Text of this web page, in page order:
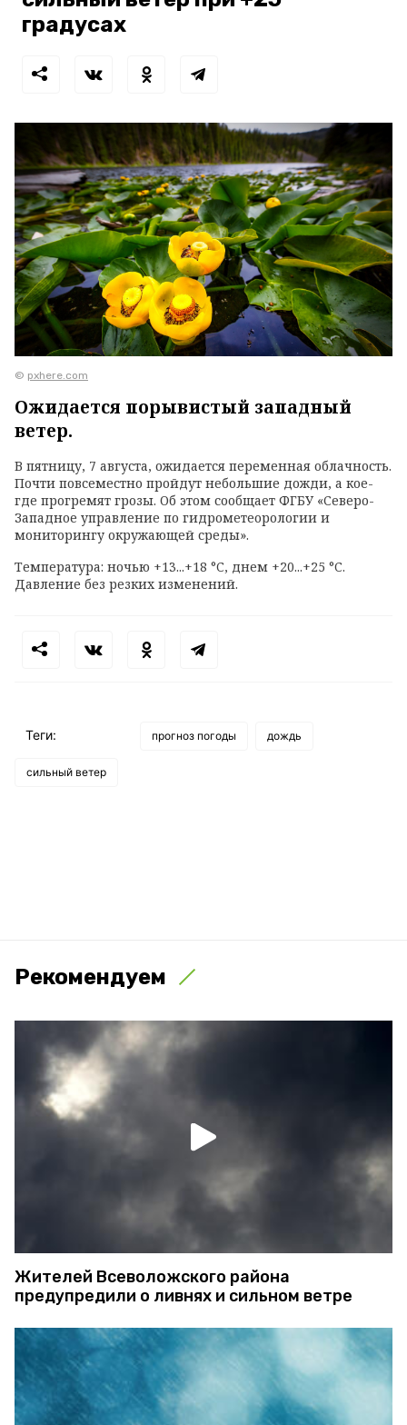
градусах
© pxhere.com
Ожидается порывистый западный
ветер.
В пятницу, 7 августа, ожидается переменная облачность.
Почти повсеместно пройдут небольшие дожди, а кое-
где прогремят грозы. Об этом сообщает ФГБУ «Северо-
Западное управление по гидрометеорологии и
мониторингу окружающей среды».
Температура: ночью +13...+18 °C, днем +20...+25 °C.
Давление без резких изменений.
Теги: прогноз погоды дождь
сильный ветер
Рекомендуем
Жителей Всеволожского района
предупредили о ливнях и сильном ветре